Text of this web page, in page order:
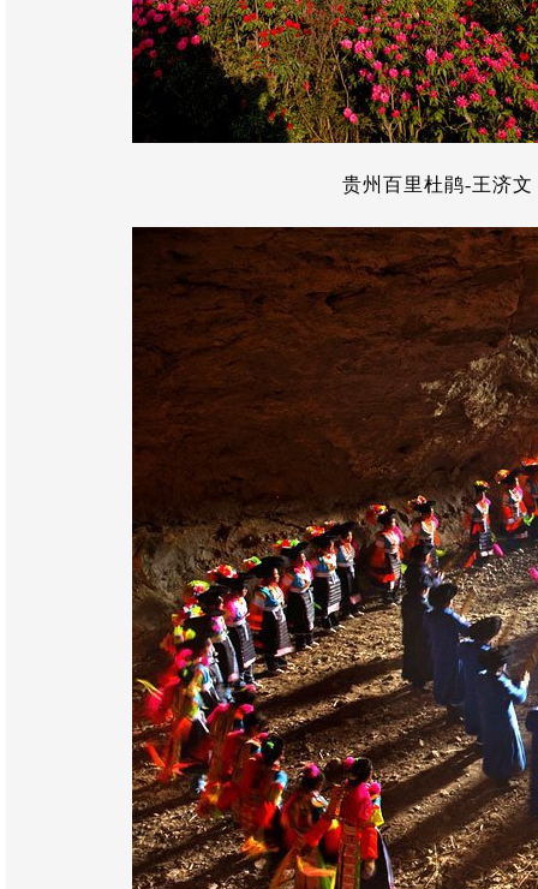
贵州百里杜鹃-王济文